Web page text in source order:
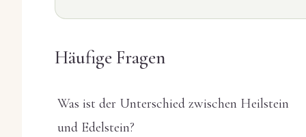
Häufige Fragen
Was ist der Unterschied zwischen Heilstein
und Edelstein?